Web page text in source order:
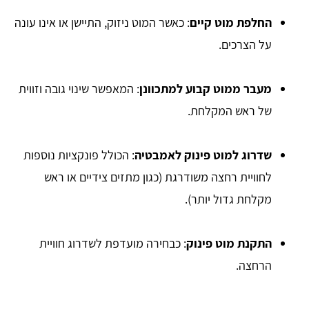
החלפת מוט קיים: כאשר המוט ניזוק, התיישן או אינו עונה
על הצרכים.
מעבר ממוט קבוע למתכוונן: המאפשר שינוי גובה וזווית
של ראש המקלחת.
שדרוג למוט פינוק לאמבטיה: הכולל פונקציות נוספות
לחוויית רחצה משודרגת (כגון מתזים צידיים או ראש
מקלחת גדול יותר).
התקנת מוט פינוק: כבחירה מועדפת לשדרוג חוויית
הרחצה.